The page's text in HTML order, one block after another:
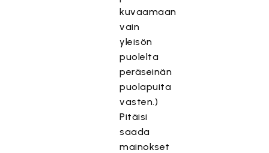
kuvaamaan
vain
yleisön
puolelta
peräseinän
puolapuita
vasten.)
Pitäisi
saada
mainokset